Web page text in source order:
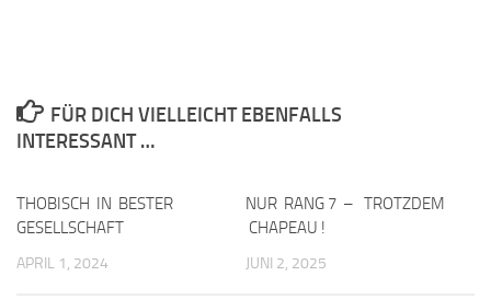
FÜR DICH VIELLEICHT EBENFALLS
INTERESSANT …
THOBISCH IN BESTER
GESELLSCHAFT
APRIL 1, 2024
NUR RANG 7 – TROTZDEM
CHAPEAU !
JUNI 2, 2025